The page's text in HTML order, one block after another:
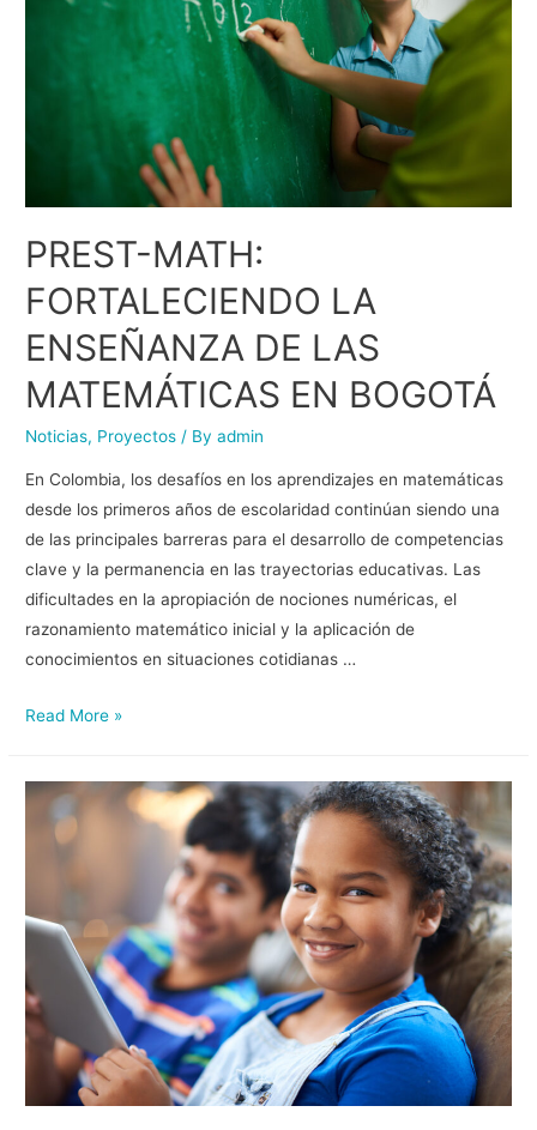
PREST-MATH:
FORTALECIENDO LA
ENSEÑANZA DE LAS
MATEMÁTICAS EN BOGOTÁ
Noticias, Proyectos / Byadmin
En Colombia, los desafíos en los aprendizajes en matemáticas
desde los primeros años de escolaridad continúan siendo una
de las principales barreras para el desarrollo de competencias
clave y la permanencia en las trayectorias educativas. Las
dificultades en la apropiación de nociones numéricas, el
razonamiento matemático inicial y la aplicación de
conocimientos en situaciones cotidianas …
Read More »